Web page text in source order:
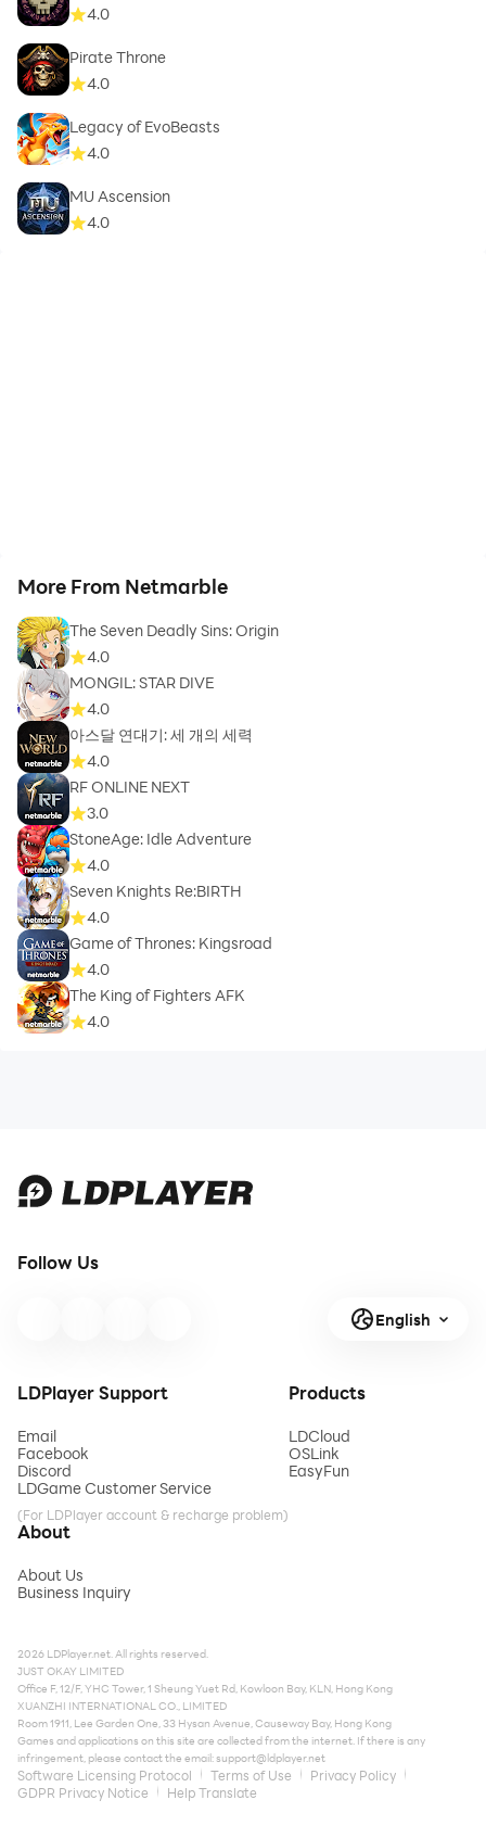
4.0
Pirate Throne
4.0
Legacy of EvoBeasts
4.0
MU Ascension
4.0
More From Netmarble
The Seven Deadly Sins: Origin
4.0
MONGIL: STAR DIVE
4.0
아스달 연대기: 세 개의 세력
4.0
RF ONLINE NEXT
3.0
StoneAge: Idle Adventure
4.0
Seven Knights Re:BIRTH
4.0
Game of Thrones: Kingsroad
4.0
The King of Fighters AFK
4.0
Follow Us
English
LDPlayer Support
Email
Facebook
Discord
LDGame Customer Service
(For LDPlayer account & recharge problem)
Products
LDCloud
OSLink
EasyFun
About
About Us
Business Inquiry
2026 LDPlayer.net. All rights reserved.
JUST OKAY LIMITED
Office F, 12/F, YHC Tower, 1 Sheung Yuet Rd, Kowloon Bay, KLN, Hong Kong
XUANZHI INTERNATIONAL CO., LIMITED
Room 1911, Lee Garden One, 33 Hysan Avenue, Causeway Bay, Hong Kong
Games and applications on this site are collected from the internet. If there is any
infringement, please contact the email:support@ldplayer.net
Software Licensing Protocol Terms of Use
Privacy Policy
GDPR Privacy Notice
Help Translate